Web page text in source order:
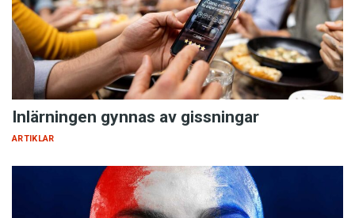
Inlärningen gynnas av gissningar
ARTIKLAR